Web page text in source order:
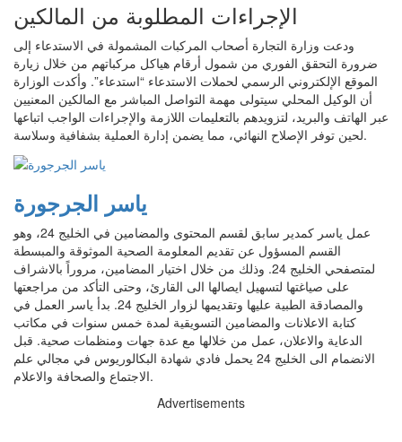
الإجراءات المطلوبة من المالكين
ودعت وزارة التجارة أصحاب المركبات المشمولة في الاستدعاء إلى
ضرورة التحقق الفوري من شمول أرقام هياكل مركباتهم من خلال زيارة
الموقع الإلكتروني الرسمي لحملات الاستدعاء “استدعاء”. وأكدت الوزارة
أن الوكيل المحلي سيتولى مهمة التواصل المباشر مع المالكين المعنيين
عبر الهاتف والبريد، لتزويدهم بالتعليمات اللازمة والإجراءات الواجب اتباعها
لحين توفر الإصلاح النهائي، مما يضمن إدارة العملية بشفافية وسلاسة.
ياسر الجرجورة
عمل ياسر كمدير سابق لقسم المحتوى والمضامين في الخليج 24، وهو
القسم المسؤول عن تقديم المعلومة الصحية الموثوقة والمبسطة
لمتصفحي الخليج 24. وذلك من خلال اختيار المضامين، مروراً بالاشراف
على صياغتها لتسهيل ايصالها الى القارئ، وحتى التأكد من مراجعتها
والمصادقة الطبية عليها وتقديمها لزوار الخليج 24. بدأ ياسر العمل في
كتابة الاعلانات والمضامين التسويقية لمدة خمس سنوات في مكاتب
الدعاية والاعلان، عمل من خلالها مع عدة جهات ومنظمات صحية. قبل
الانضمام الى الخليج 24 يحمل فادي شهادة البكالوريوس في مجالي علم
الاجتماع والصحافة والاعلام.
Advertisements